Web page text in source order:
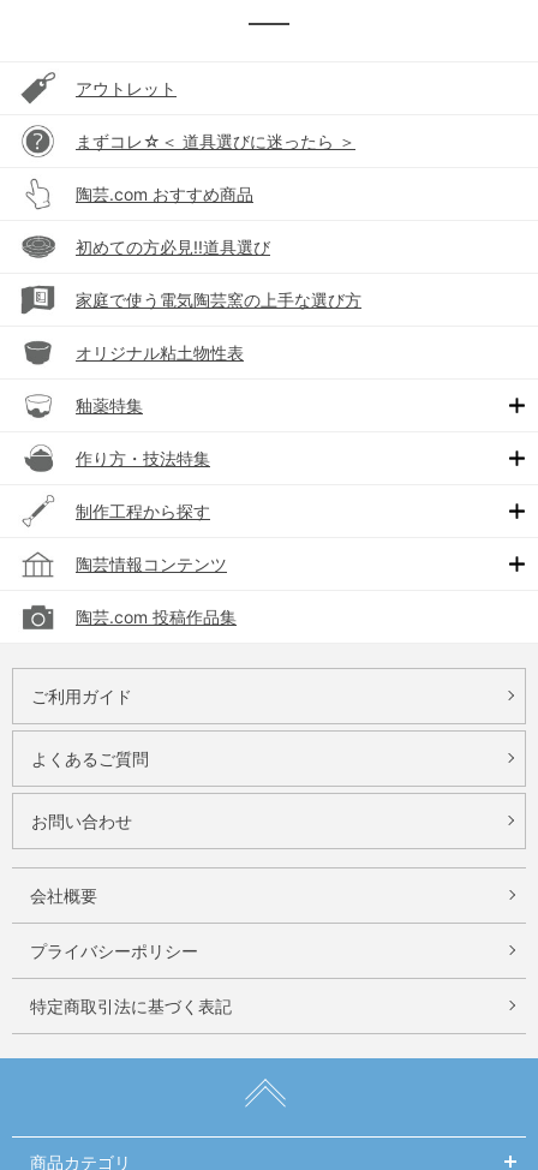
アウトレット
まずコレ☆＜ 道具選びに迷ったら ＞
陶芸.com おすすめ商品
初めての方必見!!道具選び
家庭で使う電気陶芸窯の上手な選び方
オリジナル粘土物性表
釉薬特集
作り方・技法特集
制作工程から探す
陶芸情報コンテンツ
陶芸.com 投稿作品集
ご利用ガイド
よくあるご質問
お問い合わせ
会社概要
プライバシーポリシー
特定商取引法に基づく表記
商品カテゴリ